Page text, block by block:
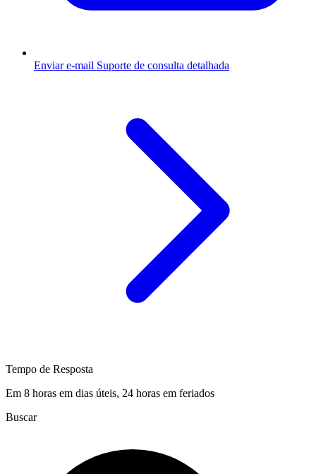
Enviar e-mail Suporte de consulta detalhada
Tempo de Resposta
Em 8 horas em dias úteis, 24 horas em feriados
Buscar